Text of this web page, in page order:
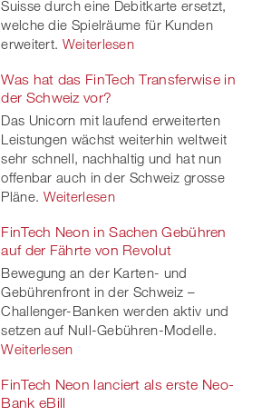
Suisse durch eine Debitkarte ersetzt,
welche die Spielräume für Kunden
erweitert. Weiterlesen
Was hat das FinTech Transferwise in
der Schweiz vor?
Das Unicorn mit laufend erweiterten
Leistungen wächst weiterhin weltweit
sehr schnell, nachhaltig und hat nun
offenbar auch in der Schweiz grosse
Pläne. Weiterlesen
FinTech Neon in Sachen Gebühren
auf der Fährte von Revolut
Bewegung an der Karten- und
Gebührenfront in der Schweiz –
Challenger-Banken werden aktiv und
setzen auf Null-Gebühren-Modelle.
Weiterlesen
FinTech Neon lanciert als erste Neo-
Bank eBill